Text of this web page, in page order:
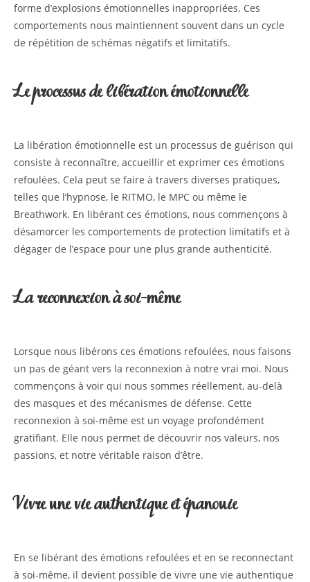
forme d’explosions émotionnelles inappropriées. Ces
comportements nous maintiennent souvent dans un cycle
de répétition de schémas négatifs et limitatifs.
Le processus de libération émotionnelle
La libération émotionnelle est un processus de guérison qui
consiste à reconnaître, accueillir et exprimer ces émotions
refoulées. Cela peut se faire à travers diverses pratiques,
telles que l’hypnose, le RITMO, le MPC ou même le
Breathwork. En libérant ces émotions, nous commençons à
désamorcer les comportements de protection limitatifs et à
dégager de l’espace pour une plus grande authenticité.
La reconnexion à soi-même
Lorsque nous libérons ces émotions refoulées, nous faisons
un pas de géant vers la reconnexion à notre vrai moi. Nous
commençons à voir qui nous sommes réellement, au-delà
des masques et des mécanismes de défense. Cette
reconnexion à soi-même est un voyage profondément
gratifiant. Elle nous permet de découvrir nos valeurs, nos
passions, et notre véritable raison d’être.
Vivre une vie authentique et épanouie
En se libérant des émotions refoulées et en se reconnectant
à soi-même, il devient possible de vivre une vie authentique